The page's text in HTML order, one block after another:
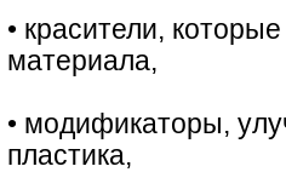
• красители,
материала,
• модификаторы,
пластика,